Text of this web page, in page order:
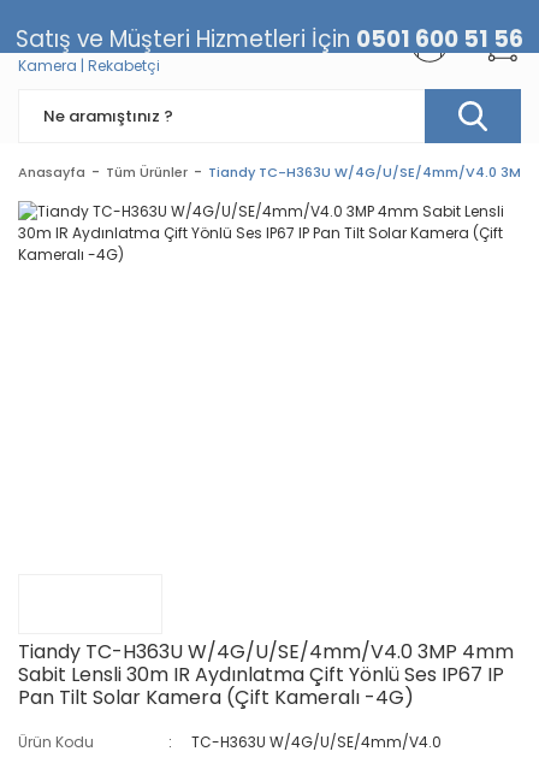
Anasayfa Tüm Ürünler Tiandy TC-H363U W/4G/U/SE/4mm/V4.0 3MP
Tiandy TC-H363U W/4G/U/SE/4mm/V4.0 3MP 4mm
Sabit Lensli 30m IR Aydınlatma Çift Yönlü Ses IP67 IP
Pan Tilt Solar Kamera (Çift Kameralı -4G)
Ürün Kodu TC-H363U W/4G/U/SE/4mm/V4.0
Satış ve Müşteri Hizmetleri İçin 0501 600 51 56